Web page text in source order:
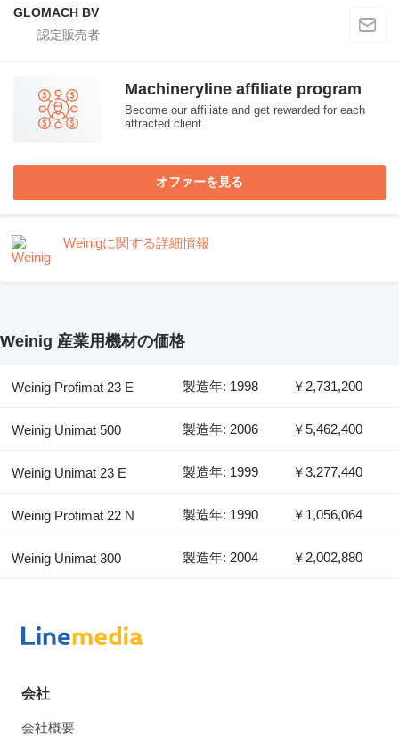
GLOMACH BV
Machineryline affiliate program
Become our affiliate and get rewarded for each
attracted client
オファーを見る
Weinigに関する詳細情報
Weinig 産業用機材の価格
Weinig Profimat 23 E 製造年: 1998 ￥2,731,200
Weinig Unimat 500 製造年: 2006 ￥5,462,400
Weinig Unimat 23 E 製造年: 1999 ￥3,277,440
Weinig Profimat 22 N 製造年: 1990 ￥1,056,064
Weinig Unimat 300 製造年: 2004 ￥2,002,880
会社
会社概要